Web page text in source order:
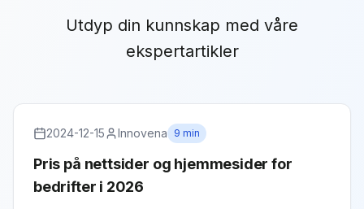
Utdyp din kunnskap med våre
ekspertartikler
2024-12-15 Innovena 9 min
Pris på nettsider og hjemmesider for
bedrifter i 2026